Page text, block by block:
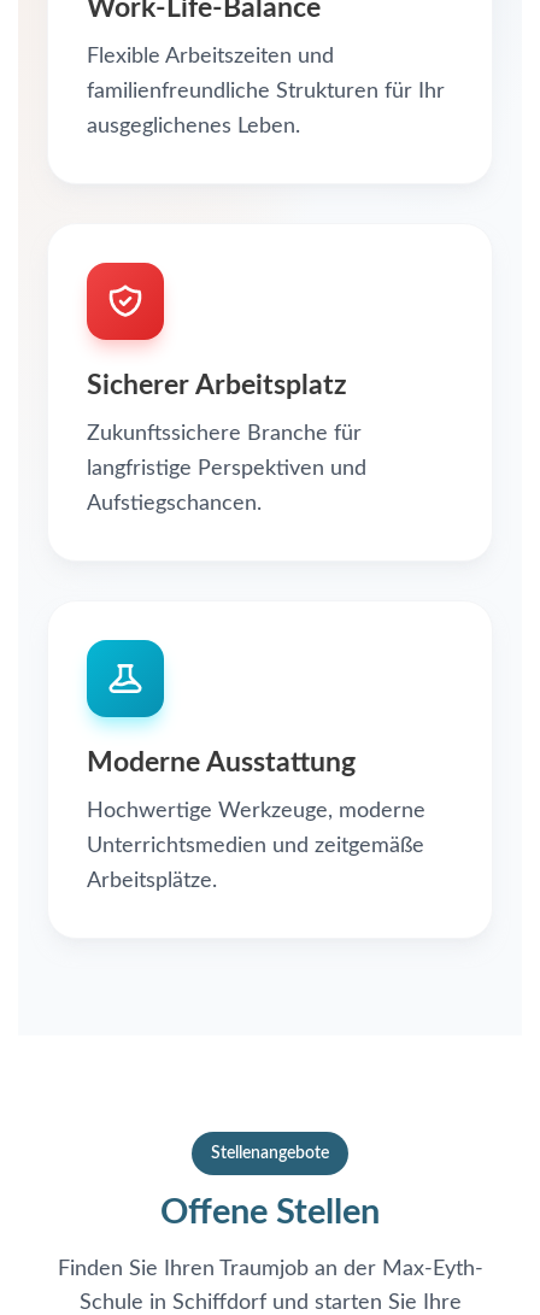
Work-Life-Balance
Flexible Arbeitszeiten und
familienfreundliche Strukturen für Ihr
ausgeglichenes Leben.
Sicherer Arbeitsplatz
Zukunftssichere Branche für
langfristige Perspektiven und
Aufstiegschancen.
Moderne Ausstattung
Hochwertige Werkzeuge, moderne
Unterrichtsmedien und zeitgemäße
Arbeitsplätze.
Stellenangebote
Offene Stellen
Finden Sie Ihren Traumjob an der Max-Eyth-
Schule in Schiffdorf und starten Sie Ihre